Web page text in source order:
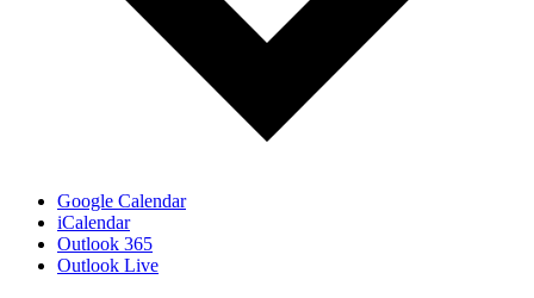
Google Calendar
iCalendar
Outlook 365
Outlook Live